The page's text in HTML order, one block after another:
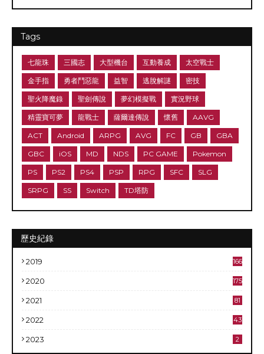
Tags
七龍珠 三國志 大型機台 互動養成 太空戰士
金手指 勇者鬥惡龍 益智 逃脫解謎 密技
聖火降魔錄 聖劍傳說 夢幻模擬戰 實況野球
精靈寶可夢 龍戰士 薩爾達傳說 懷舊 AAVG
ACT Android ARPG AVG FC GB GBA
GBC iOS MD NDS PC GAME Pokemon
PS PS2 PS4 PSP RPG SFC SLG
SRPG SS Switch TD塔防
歷史紀錄
2019 166
2020 175
2021 81
2022 43
2023 2